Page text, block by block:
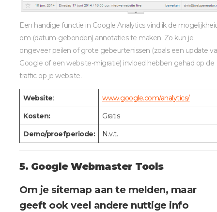
Een handige functie in Google Analytics vind ik de
om (datum-gebonden) annotaties te maken. Zo kun je
ongeveer peilen of grote gebeurtenissen (zoals een update
Google of een website-migratie) invloed hebben gehad op de
traffic op je website.
Website: www.google.com/analytics/
Kosten: Gratis
Demo/proefperiode: N.v.t.
5. Google Webmaster Tools
Om je sitemap aan te melden, maar
geeft ook veel andere nuttige info